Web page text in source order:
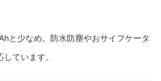
と少なめ。防水防塵やおサイフケータ
ています。